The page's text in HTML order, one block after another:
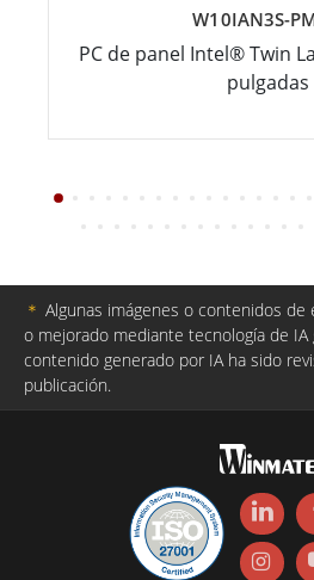
W10IAN3S-
PC de panel Intel® Twin
pulgadas
＊ Algunas imágenes o contenidos de
o mejorado mediante tecnología de IA
contenido generado por IA ha sido
publicación.